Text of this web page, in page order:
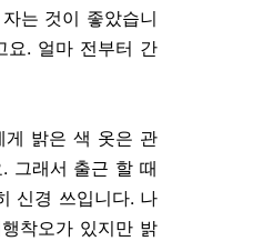
는 것이 좋았습니
요. 얼마 전부터 간
게 밝은 색 옷은 관
그래서 출근 할 때
신경 쓰입니다. 나
착오가 있지만 밝